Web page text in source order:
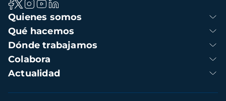
Navegación
principal
Quienes somos
Qué hacemos
Dónde trabajamos
Colabora
Actualidad